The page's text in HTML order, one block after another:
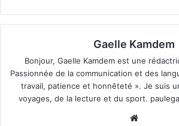
Gaelle Kamdem
Bonjour, Gaelle Kamdem est une
Passionnée de la communication et des
travail, patience et honnêteté ». Je suis
voyages, de la lecture et du sport.